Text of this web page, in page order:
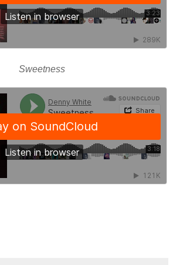
Sweetness